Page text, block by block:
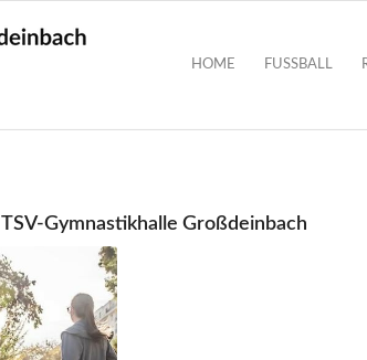
HOME FUSSBALL
TSV-Gymnastikhalle Großdeinbach